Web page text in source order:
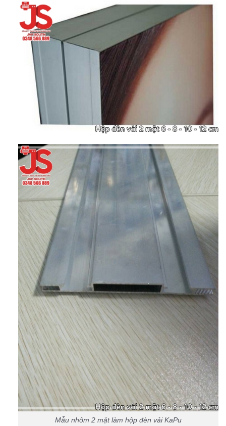
Mẫu nhôm 2 mặt làm hộp đèn vải KaPu